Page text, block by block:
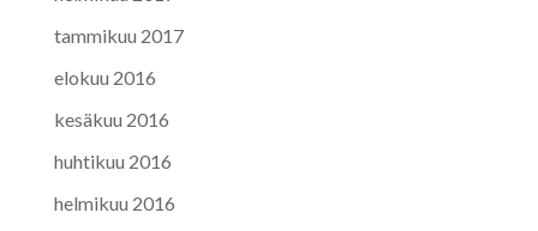
tammikuu 2017
elokuu 2016
kesäkuu 2016
huhtikuu 2016
helmikuu 2016